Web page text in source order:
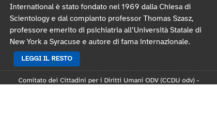
International è stato fondato nel 1969 dalla Chiesa di
Scientology e dal compianto professor Thomas Szasz,
professore emerito di psichiatria all’Università Statale di
New York a Syracuse e autore di fama internazionale.
LEGGI IL RESTO
Comitato dei Cittadini per i Diritti Umani ODV (CCDU odv) -